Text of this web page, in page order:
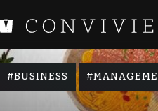
BUSINESS ,